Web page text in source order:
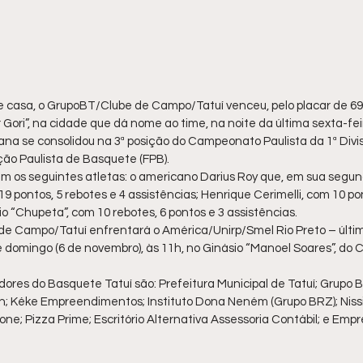
casa, o GrupoBT/Clube de Campo/Tatuí venceu, pelo placar de
Gori”, na cidade que dá nome ao time, na noite da última sexta-
se consolidou na 3ª posição do Campeonato Paulista da 1ª
Paulista de Basquete (FPB).
os seguintes atletas: o americano Darius Roy que, em sua
pontos, 5 rebotes e 4 assistências; Henrique Cerimelli, com 10
“Chupeta”, com 10 rebotes, 6 pontos e 3 assistências.
Campo/Tatuí enfrentará o América/Unirp/Smel Rio Preto –
(6 de novembro), às 11h, no Ginásio “Manoel Soares”, do
do Basquete Tatuí são: Prefeitura Municipal de Tatuí; Grupo
Kéke Empreendimentos; Instituto Dona Neném (Grupo BRZ);
Pizza Prime; Escritório Alternativa Assessoria Contábil; e